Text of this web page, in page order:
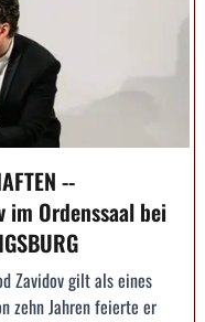
--
im Ordenssaal bei
Zavidov gilt als eines
zehn Jahren feierte er